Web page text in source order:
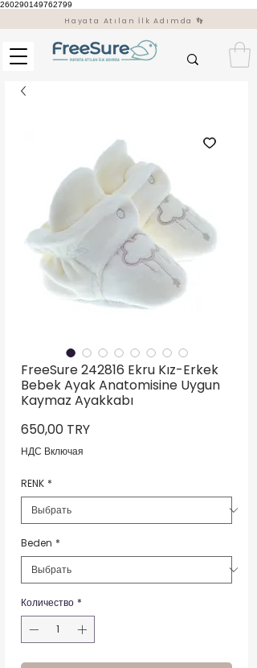
260290149762799
Hayata Atılan İlk Adımda 👣
FreeSure 242816 Ekru Kız-Erkek
Bebek Ayak Anatomisine Uygun
Kaymaz Ayakkabı
650,00 TRYЦена
НДС Включая
RENK *
Beden *
Количество *